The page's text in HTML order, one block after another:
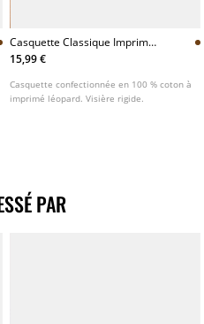
Casquette Classique Imprime
Leopard
15,99 €
Casquette confectionnée en 100 % coton à
imprimé léopard. Visière rigide.
PAR